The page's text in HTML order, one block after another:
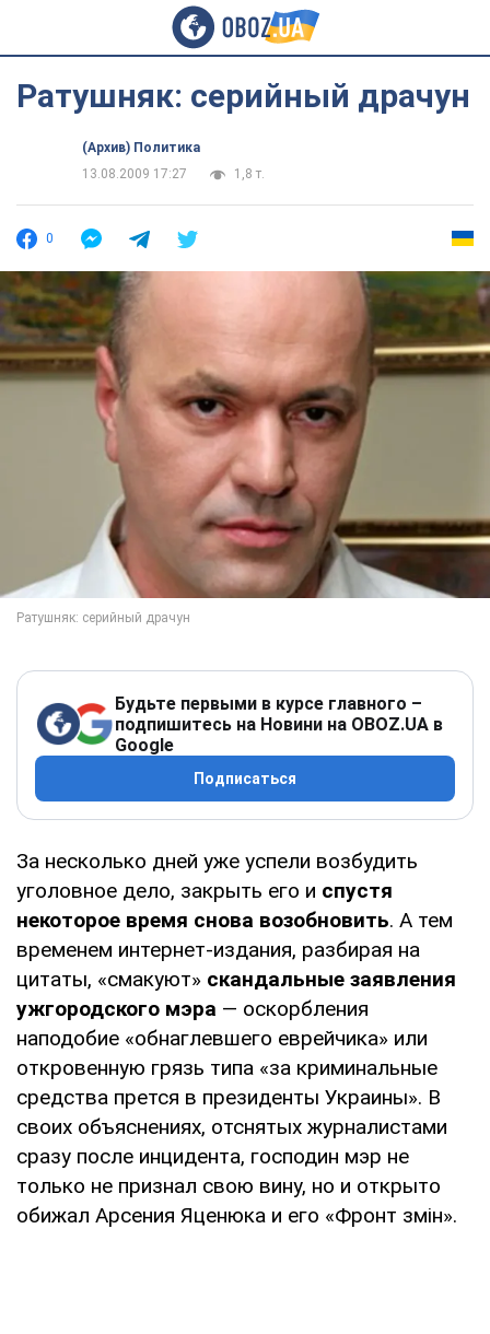
Ратушняк: серийный драчун
(Архив) Политика
13.08.2009 17:27
1,8 т.
0
Будьте первыми в курсе главного –
подпишитесь на Новини на OBOZ.UA в
Google
Подписаться
За несколько дней уже успели возбудить
уголовное дело, закрыть его и спустя
некоторое время снова возобновить. А тем
временем интернет-издания, разбирая на
цитаты, «смакуют» скандальные заявления
ужгородского мэра — оскорбления
наподобие «обнаглевшего еврейчика» или
откровенную грязь типа «за криминальные
средства прется в президенты Украины». В
своих объяснениях, отснятых журналистами
сразу после инцидента, господин мэр не
только не признал свою вину, но и открыто
обижал Арсения Яценюка и его «Фронт змін».